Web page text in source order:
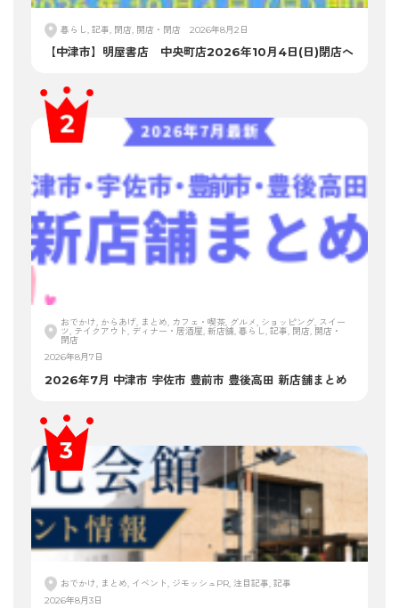
暮らし, 記事, 閉店, 開店・閉店 2026年8月2日
【中津市】明屋書店 中央町店2026年10月4日(日)閉店へ
おでかけ, からあげ, まとめ, カフェ・喫茶, グルメ, ショッピング, スイー
ツ, テイクアウト, ディナー・居酒屋, 新店舗, 暮らし, 記事, 閉店, 開店・
閉店
2026年8月7日
2026年7月 中津市 宇佐市 豊前市 豊後高田 新店舗まとめ
おでかけ, まとめ, イベント, ジモッシュPR, 注目記事, 記事
2026年8月3日